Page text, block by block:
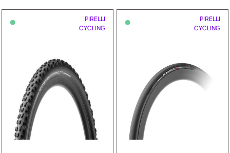
•
PIRELLI
CYCLING
•
PIRELLI
CYCLING